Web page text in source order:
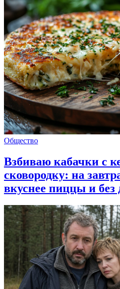
Общество
Взбиваю кабачки с
сковородку: на
вкуснее пиццы и без